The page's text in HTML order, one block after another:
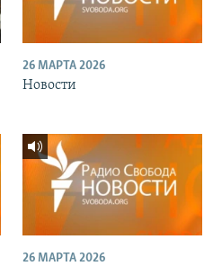
26 МАРТА 2026
Новости
26 МАРТА 2026